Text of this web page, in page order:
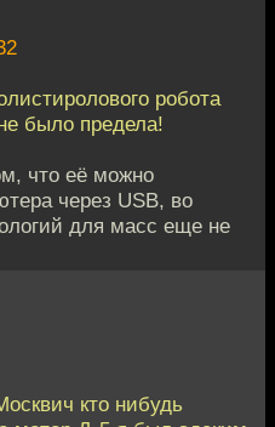
робота
было предела!
что её можно
через USB, во
для масс еще не
кто нибудь